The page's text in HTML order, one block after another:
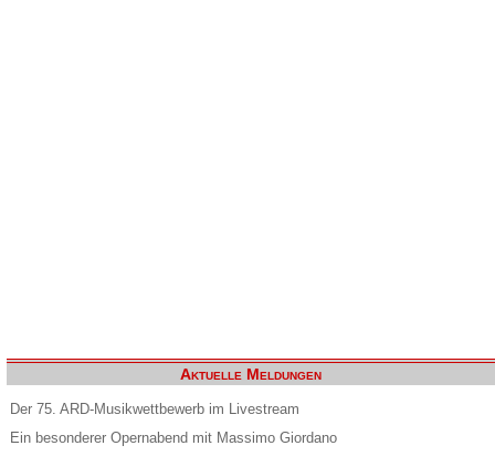
Aktuelle Meldungen
Der 75. ARD-Musikwettbewerb im Livestream
Ein besonderer Opernabend mit Massimo Giordano